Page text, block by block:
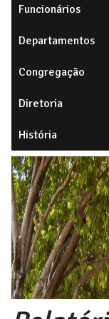
Funcionários
Departamentos
Congregação
Diretoria
História